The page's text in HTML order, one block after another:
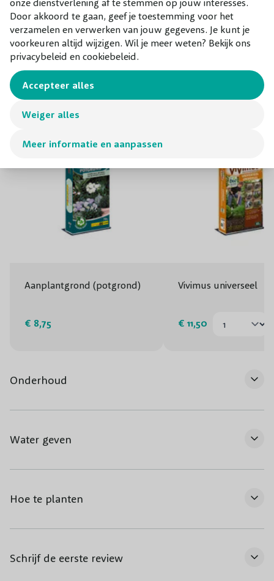
onze dienstverlening af te stemmen op jouw interesses.
Door akkoord te gaan, geef je toestemming voor het
verzamelen en verwerken van jouw gegevens. Je kunt je
voorkeuren altijd wijzigen. Wil je meer weten? Bekijk ons
privacybeleid en cookiebeleid.
Meer informatie en aanpassen
Weiger alles
Accepteer alles
Combineer met
Onze aanraders bij dit product
Aanplantgrond (potgrond)
€ 8,75
Vivimus universeel
€ 11,50
Onderhoud
Water geven
Hoe te planten
Schrijf de eerste review